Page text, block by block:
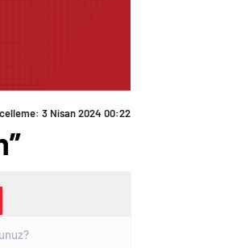
3 Nisan 2024 00:22